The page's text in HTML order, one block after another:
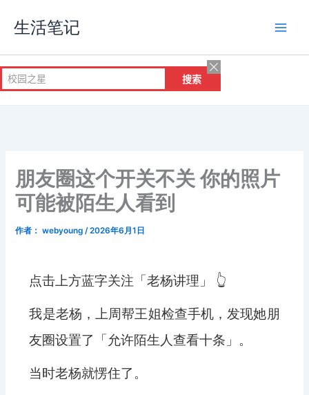
容
生活笔记
朋友圈这个开关不关 你的照片
可能被陌生人看到
作者： webyoung/2026年6月1日
点击上方蓝字关注「老杨讲理」 👆
我是老杨，上周帮王姐检查手机，发现她朋
友圈设置了「允许陌生人查看十条」。
当时老杨就愣住了。